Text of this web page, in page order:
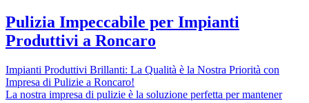
Pulizia Impeccabile per Impianti
Produttivi a Roncaro
Impianti Produttivi Brillanti: La Qualità è la Nostra Priorità con
Impresa di Pulizie a Roncaro!
La nostra impresa di pulizie è la soluzione perfetta per mantener